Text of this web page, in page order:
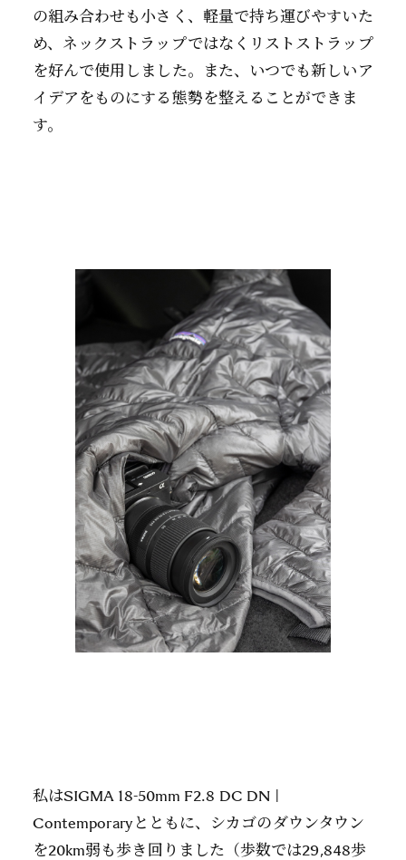
の組み合わせも小さく、軽量で持ち運びやすいた
め、ネックストラップではなくリストストラップ
を好んで使用しました。また、いつでも新しいア
イデアをものにする態勢を整えることができま
す。
私はSIGMA 18-50mm F2.8 DC DN |
Contemporaryとともに、シカゴのダウンタウン
を20km弱も歩き回りました（歩数では29,848歩